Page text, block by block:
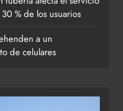
% de los usuarios
a un
de celulares